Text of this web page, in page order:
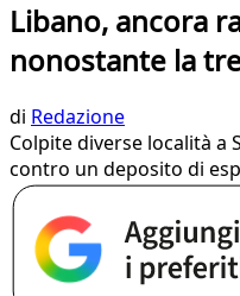
Libano, ancora
nonostante la
di Redazione
Colpite diverse località a
contro un deposito di